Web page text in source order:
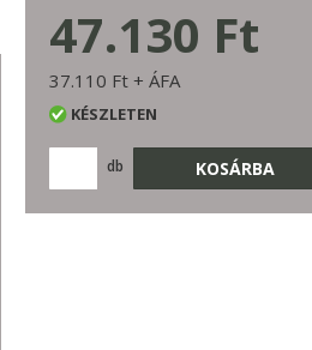
47.130 Ft
37.110 Ft + ÁFA
KÉSZLETEN
db KOSÁRBA